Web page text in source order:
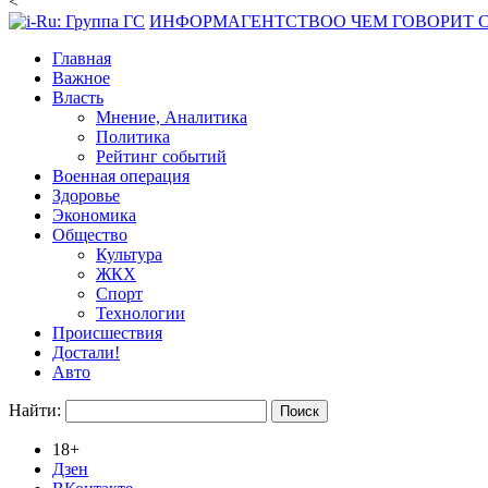
ИНФОРМАГЕНТСТВОО ЧЕМ ГОВОРИТ
Главная
Важное
Власть
Мнение, Аналитика
Политика
Рейтинг событий
Военная операция
Здоровье
Экономика
Общество
Культура
ЖКХ
Спорт
Технологии
Происшествия
Достали!
Авто
Найти:
18+
Дзен